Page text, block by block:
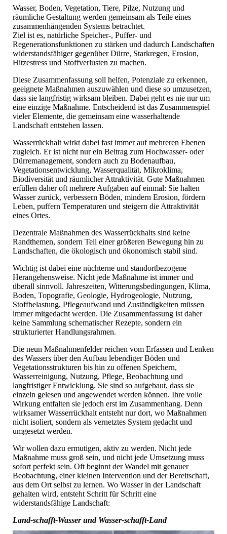
Wasser, Boden, Vegetation, Tiere, Pilze, Nutzung und
räumliche Gestaltung werden gemeinsam als Teile eines
zusammenhängenden Systems betrachtet.
Ziel ist es, natürliche Speicher-, Puffer- und
Regenerationsfunktionen zu stärken und dadurch Landschaften
widerstandsfähiger gegenüber Dürre, Starkregen, Erosion,
Hitzestress und Stoffverlusten zu machen.
Diese Zusammenfassung soll helfen, Potenziale zu erkennen,
geeignete Maßnahmen auszuwählen und diese so umzusetzen,
dass sie langfristig wirksam bleiben. Dabei geht es nie nur um
eine einzige Maßnahme. Entscheidend ist das Zusammenspiel
vieler Elemente, die gemeinsam eine wasserhaltende
Landschaft entstehen lassen.
Wasserrückhalt wirkt dabei fast immer auf mehreren Ebenen
zugleich. Er ist nicht nur ein Beitrag zum Hochwasser- oder
Dürremanagement, sondern auch zu Bodenaufbau,
Vegetationsentwicklung, Wasserqualität, Mikroklima,
Biodiversität und räumlicher Attraktivität. Gute Maßnahmen
erfüllen daher oft mehrere Aufgaben auf einmal: Sie halten
Wasser zurück, verbessern Böden, mindern Erosion, fördern
Leben, puffern Temperaturen und steigern die Attraktivität
eines Ortes.
Dezentrale Maßnahmen des Wasserrückhalts sind keine
Randthemen, sondern Teil einer größeren Bewegung hin zu
Landschaften, die ökologisch und ökonomisch stabil sind.
Wichtig ist dabei eine nüchterne und standortbezogene
Herangehensweise. Nicht jede Maßnahme ist immer und
überall sinnvoll. Jahreszeiten, Witterungsbedingungen, Klima,
Boden, Topografie, Geologie, Hydrogeologie, Nutzung,
Stoffbelastung, Pflegeaufwand und Zuständigkeiten müssen
immer mitgedacht werden. Die Zusammenfassung ist daher
keine Sammlung schematischer Rezepte, sondern ein
strukturierter Handlungsrahmen.
Die neun Maßnahmenfelder reichen vom Erfassen und Lenken
des Wassers über den Aufbau lebendiger Böden und
Vegetationsstrukturen bis hin zu offenen Speichern,
Wasserreinigung, Nutzung, Pflege, Beobachtung und
langfristiger Entwicklung. Sie sind so aufgebaut, dass sie
einzeln gelesen und angewendet werden können. Ihre volle
Wirkung entfalten sie jedoch erst im Zusammenhang. Denn
wirksamer Wasserrückhalt entsteht nur dort, wo Maßnahmen
nicht isoliert, sondern als vernetztes System gedacht und
umgesetzt werden.
Wir wollen dazu ermutigen, aktiv zu werden. Nicht jede
Maßnahme muss groß sein, und nicht jede Umsetzung muss
sofort perfekt sein. Oft beginnt der Wandel mit genauer
Beobachtung, einer kleinen Intervention und der Bereitschaft,
aus dem Ort selbst zu lernen. Wo Wasser in der Landschaft
gehalten wird, entsteht Schritt für Schritt eine
widerstandsfähige Landschaft:
Land-schafft-Wasser und Wasser-schafft-Land